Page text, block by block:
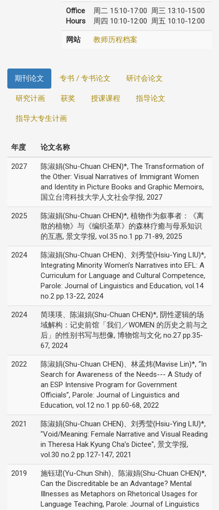
Office
Hours
周二 15:10-17:00 周三 13:10-15:00
周四 10:10-12:00 周五 10:10-12:00
网站 教师历程档案
期刊论文 专书 / 专书论文 研讨会论文
研究计画 获奖 授课课程 指导论文
指导大专生计画
年度 论文名称
2027
陈淑娟(Shu-Chuan CHEN)*, The Transformation of
the Other: Visual Narratives of Immigrant Women
and Identity in Picture Books and Graphic Memoirs,
国立台湾科技大学人文社会学报, 2027
2025
陈淑娟(Shu-Chuan CHEN)*, 植物作为叙事者：《离
散的植物》与《编织圣草》的森林疗癒与母系知识
的互惠, 景文学报, vol.35 no.1 pp.71-89, 2025
2024
陈淑娟(Shu-Chuan CHEN)、刘秀莹(Hsiu-Ying LIU)*,
Integrating Minority Women’s Narratives into EFL: A
Curriculum for Language and Cultural Competence,
Parole: Journal of Linguistics and Education, vol.14
no.2 pp.13-22, 2024
2024
简瑛瑛、陈淑娟(Shu-Chuan CHEN)*, 阴性逻辑的场
域解构：记史前馆「我们／WOMEN 的历史之前与之
后」的性别书写与想像, 博物馆与文化 no.27 pp.35-
67, 2024
2022
陈淑娟(Shu-Chuan CHEN)、林孟炜(Mavise Lin)*, “In
Search for Awareness of the Needs--- A Study of
an ESP Intensive Program for Government
Officials”, Parole: Journal of Linguistics and
Education, vol.12 no.1 pp.60-68, 2022
2021
陈淑娟(Shu-Chuan CHEN)、刘秀莹(Hsiu-Ying LIU)*,
"Void/Meaning: Female Narrative and Visual Reading
in Theresa Hak Kyung Cha’s Dictee", 景文学报,
vol.30 no.2 pp.127-147, 2021
2019
施钰珺(Yu-Chun Shih)、陈淑娟(Shu-Chuan CHEN)*,
Can the Discreditable be an Advantage? Mental
Illnesses as Metaphors on Rhetorical Usages for
Language Teaching, Parole: Journal of Linguistics